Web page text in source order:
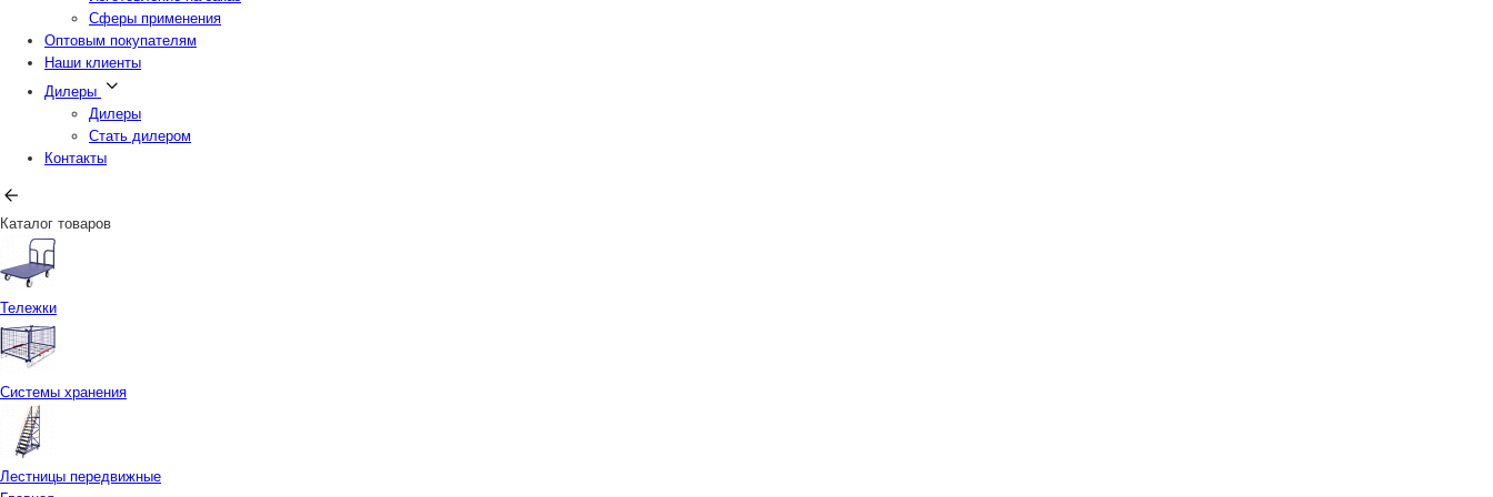
Сферы применения
Оптовым покупателям
Наши клиенты
Дилеры
Дилеры
Стать дилером
Контакты
Каталог товаров
Тележки
Системы хранения
Лестницы передвижные